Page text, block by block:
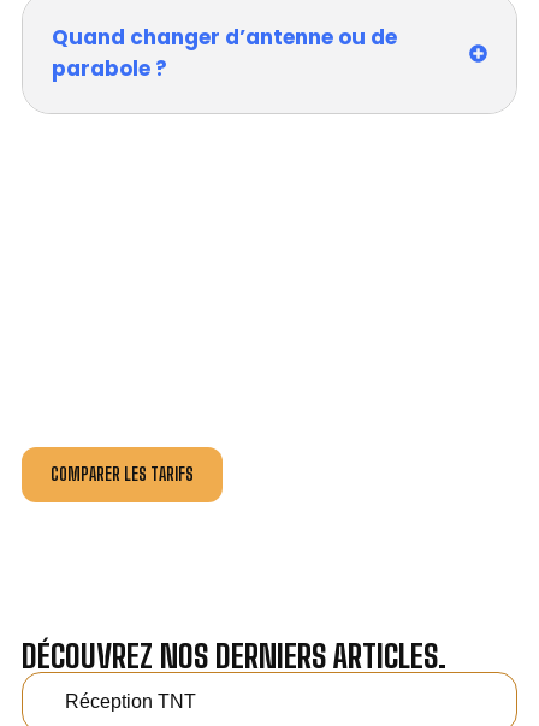
Quand changer d’antenne ou de
parabole ?
COMPARER LES TARIFS
DÉCOUVREZ NOS DERNIERS ARTICLES.
Réception TNT